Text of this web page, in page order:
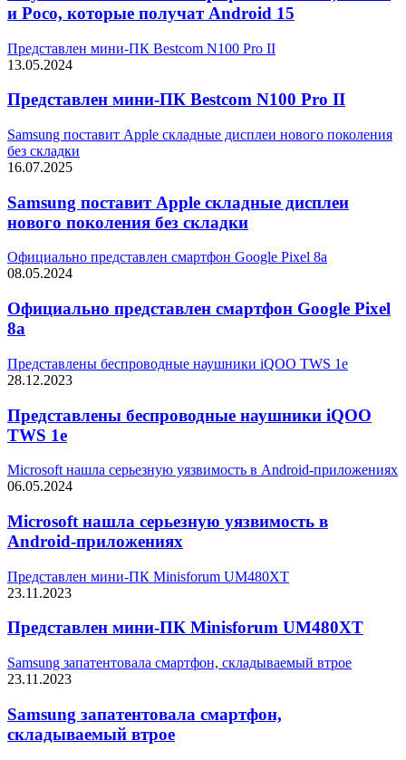
и Poco, которые получат Android 15
Представлен мини-ПК Bestcom N100 Pro II
13.05.2024
Представлен мини-ПК Bestcom N100 Pro II
Samsung поставит Apple складные дисплеи нового поколения
без складки
16.07.2025
Samsung поставит Apple складные дисплеи
нового поколения без складки
Официально представлен смартфон Google Pixel 8a
08.05.2024
Официально представлен смартфон Google Pixel
8a
Представлены беспроводные наушники iQOO TWS 1e
28.12.2023
Представлены беспроводные наушники iQOO
TWS 1e
Microsoft нашла серьезную уязвимость в Android-приложениях
06.05.2024
Microsoft нашла серьезную уязвимость в
Android-приложениях
Представлен мини-ПК Minisforum UM480XT
23.11.2023
Представлен мини-ПК Minisforum UM480XT
Samsung запатентовала смартфон, складываемый втрое
23.11.2023
Samsung запатентовала смартфон,
складываемый втрое